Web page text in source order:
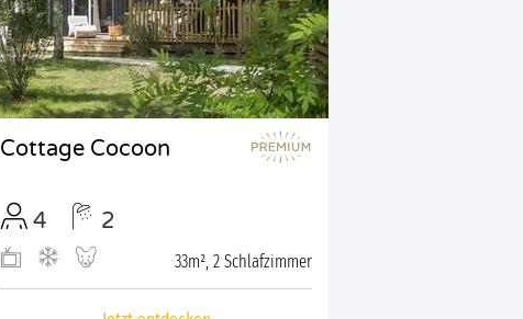
Cottage Cocoon
4 2
33m², 2 Schlafzimmer